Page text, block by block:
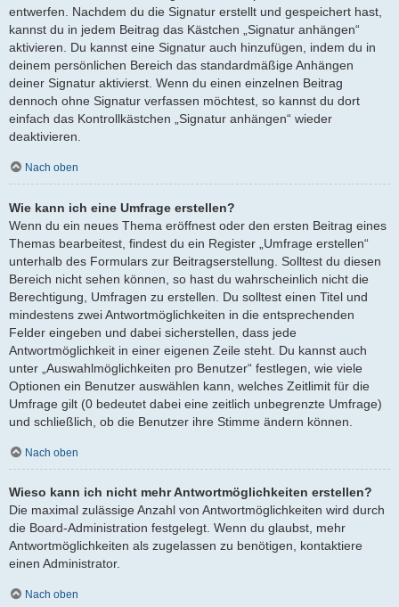
entwerfen. Nachdem du die Signatur erstellt und gespeichert hast,
kannst du in jedem Beitrag das Kästchen „Signatur anhängen“
aktivieren. Du kannst eine Signatur auch hinzufügen, indem du in
deinem persönlichen Bereich das standardmäßige Anhängen
deiner Signatur aktivierst. Wenn du einen einzelnen Beitrag
dennoch ohne Signatur verfassen möchtest, so kannst du dort
einfach das Kontrollkästchen „Signatur anhängen“ wieder
deaktivieren.
Nach oben
Wie kann ich eine Umfrage erstellen?
Wenn du ein neues Thema eröffnest oder den ersten Beitrag eines
Themas bearbeitest, findest du ein Register „Umfrage erstellen“
unterhalb des Formulars zur Beitragserstellung. Solltest du diesen
Bereich nicht sehen können, so hast du wahrscheinlich nicht die
Berechtigung, Umfragen zu erstellen. Du solltest einen Titel und
mindestens zwei Antwortmöglichkeiten in die entsprechenden
Felder eingeben und dabei sicherstellen, dass jede
Antwortmöglichkeit in einer eigenen Zeile steht. Du kannst auch
unter „Auswahlmöglichkeiten pro Benutzer“ festlegen, wie viele
Optionen ein Benutzer auswählen kann, welches Zeitlimit für die
Umfrage gilt (0 bedeutet dabei eine zeitlich unbegrenzte Umfrage)
und schließlich, ob die Benutzer ihre Stimme ändern können.
Nach oben
Wieso kann ich nicht mehr Antwortmöglichkeiten erstellen?
Die maximal zulässige Anzahl von Antwortmöglichkeiten wird durch
die Board-Administration festgelegt. Wenn du glaubst, mehr
Antwortmöglichkeiten als zugelassen zu benötigen, kontaktiere
einen Administrator.
Nach oben